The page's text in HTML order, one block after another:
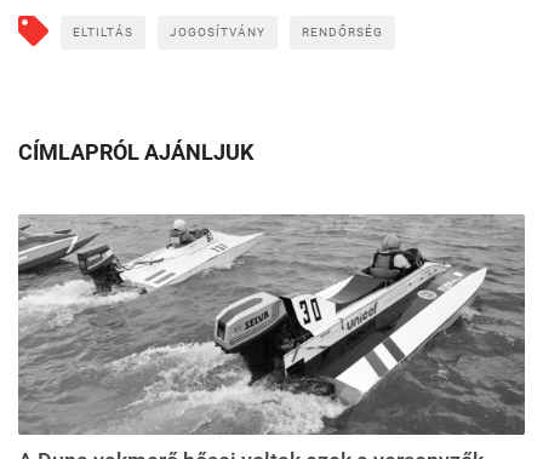
ELTILTÁS JOGOSÍTVÁNY RENDŐRSÉG
CÍMLAPRÓL AJÁNLJUK